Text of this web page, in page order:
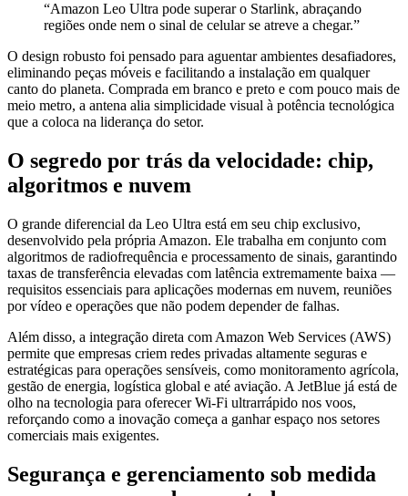
“Amazon Leo Ultra pode superar o Starlink, abraçando
regiões onde nem o sinal de celular se atreve a chegar.”
O design robusto foi pensado para aguentar ambientes desafiadores,
eliminando peças móveis e facilitando a instalação em qualquer
canto do planeta. Comprada em branco e preto e com pouco mais de
meio metro, a antena alia simplicidade visual à potência tecnológica
que a coloca na liderança do setor.
O segredo por trás da velocidade: chip,
algoritmos e nuvem
O grande diferencial da Leo Ultra está em seu chip exclusivo,
desenvolvido pela própria Amazon. Ele trabalha em conjunto com
algoritmos de radiofrequência e processamento de sinais, garantindo
taxas de transferência elevadas com latência extremamente baixa —
requisitos essenciais para aplicações modernas em nuvem, reuniões
por vídeo e operações que não podem depender de falhas.
Além disso, a integração direta com Amazon Web Services (AWS)
permite que empresas criem redes privadas altamente seguras e
estratégicas para operações sensíveis, como monitoramento agrícola,
gestão de energia, logística global e até aviação. A JetBlue já está de
olho na tecnologia para oferecer Wi-Fi ultrarrápido nos voos,
reforçando como a inovação começa a ganhar espaço nos setores
comerciais mais exigentes.
Segurança e gerenciamento sob medida